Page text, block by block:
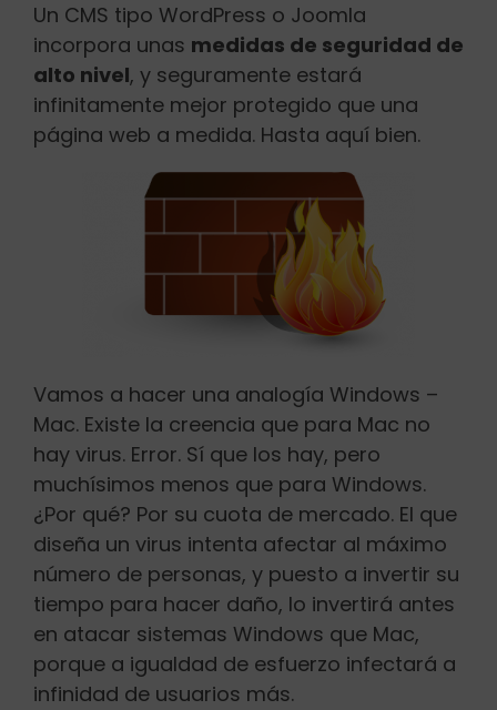
Un CMS tipo WordPress o Joomla
incorpora unas medidas de seguridad de
alto nivel, y seguramente estará
infinitamente mejor protegido que una
página web a medida. Hasta aquí bien.
Vamos a hacer una analogía Windows –
Mac. Existe la creencia que para Mac no
hay virus. Error. Sí que los hay, pero
muchísimos menos que para Windows.
¿Por qué? Por su cuota de mercado. El que
diseña un virus intenta afectar al máximo
número de personas, y puesto a invertir su
tiempo para hacer daño, lo invertirá antes
en atacar sistemas Windows que Mac,
porque a igualdad de esfuerzo infectará a
infinidad de usuarios más.